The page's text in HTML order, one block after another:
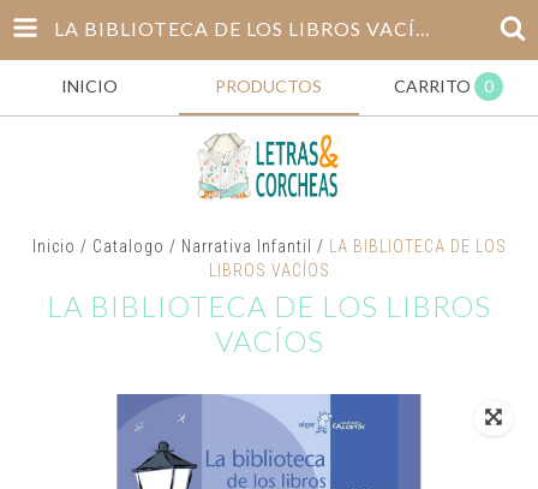
LA BIBLIOTECA DE LOS LIBROS VACÍOS
INICIO PRODUCTOS CARRITO 0
Inicio / Catalogo / Narrativa Infantil /
LA BIBLIOTECA DE LOS
LIBROS VACÍOS
LA BIBLIOTECA DE LOS LIBROS
VACÍOS